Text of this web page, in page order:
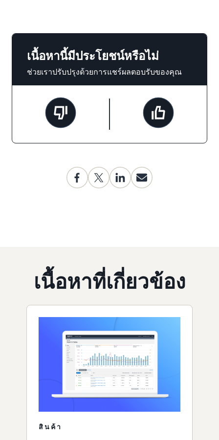
เนื้อหานี้มีประโยชน์หรือไม่
ช่วยเราปรับปรุงด้วยการแชร์ผลตอบรับของคุณ
เนื้อหาที่เกี่ยวข้อง
สินค้า